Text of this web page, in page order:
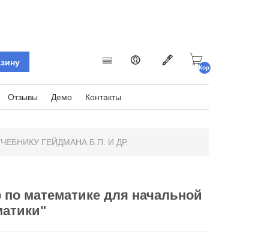
Корзина
Отзывы Демо Контакты
ГЕЙДМАНА Б.П. И ДР.
математике для начальной